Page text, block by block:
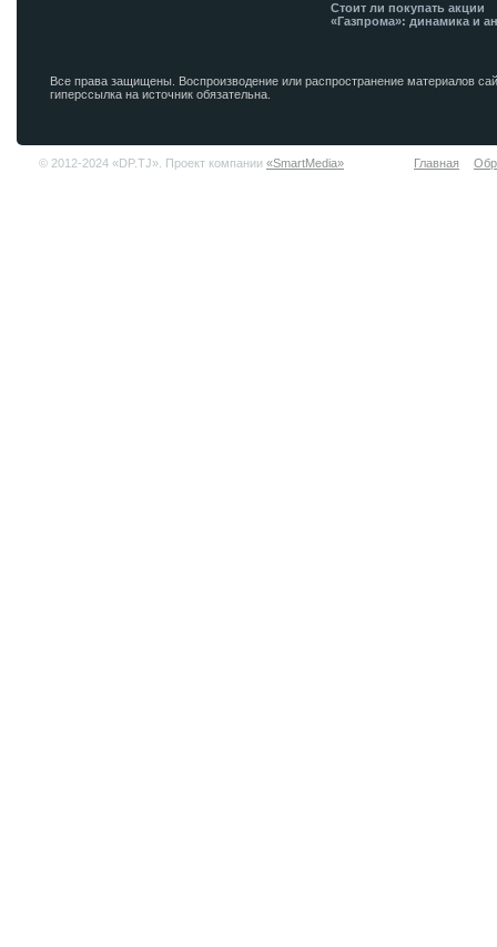
Стоит ли покупать акции
«Газпрома»: динамика и
Все права защищены. Воспроизводение или распространение материалов
гиперссылка на источник обязательна.
© 2012-2024 «DP.TJ». Проект компании «SmartMedia» Главная